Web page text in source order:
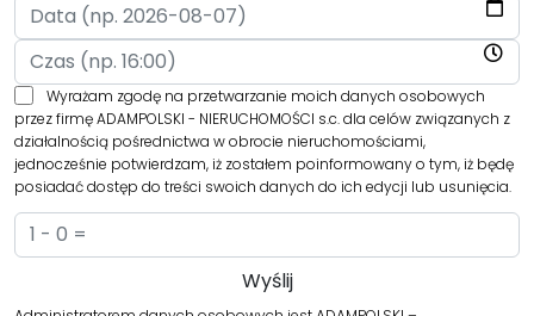
Wyrażam zgodę na przetwarzanie moich danych osobowych
przez firmę ADAMPOLSKI - NIERUCHOMOŚCI s.c. dla celów związanych z
działalnością pośrednictwa w obrocie nieruchomościami,
jednocześnie potwierdzam, iż zostałem poinformowany o tym, iż będę
posiadać dostęp do treści swoich danych do ich edycji lub usunięcia.